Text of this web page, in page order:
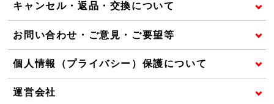
キャンセル・返品・交換について
お問い合わせ・ご意見・ご要望等
個人情報（プライバシー）保護について
運営会社